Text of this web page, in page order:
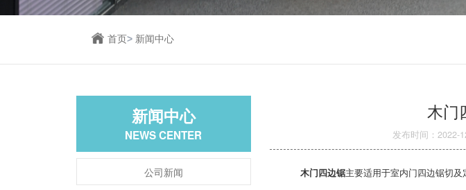
首页> 新闻中心
新闻中心
NEWS CENTER
公司新闻
木门
发布时间：2022-
木门四边锯主要适用于室内门四边锯切